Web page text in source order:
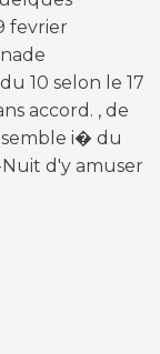
fevrier
10 selon le 17
accord. , de
semble i� du
d'y amuser